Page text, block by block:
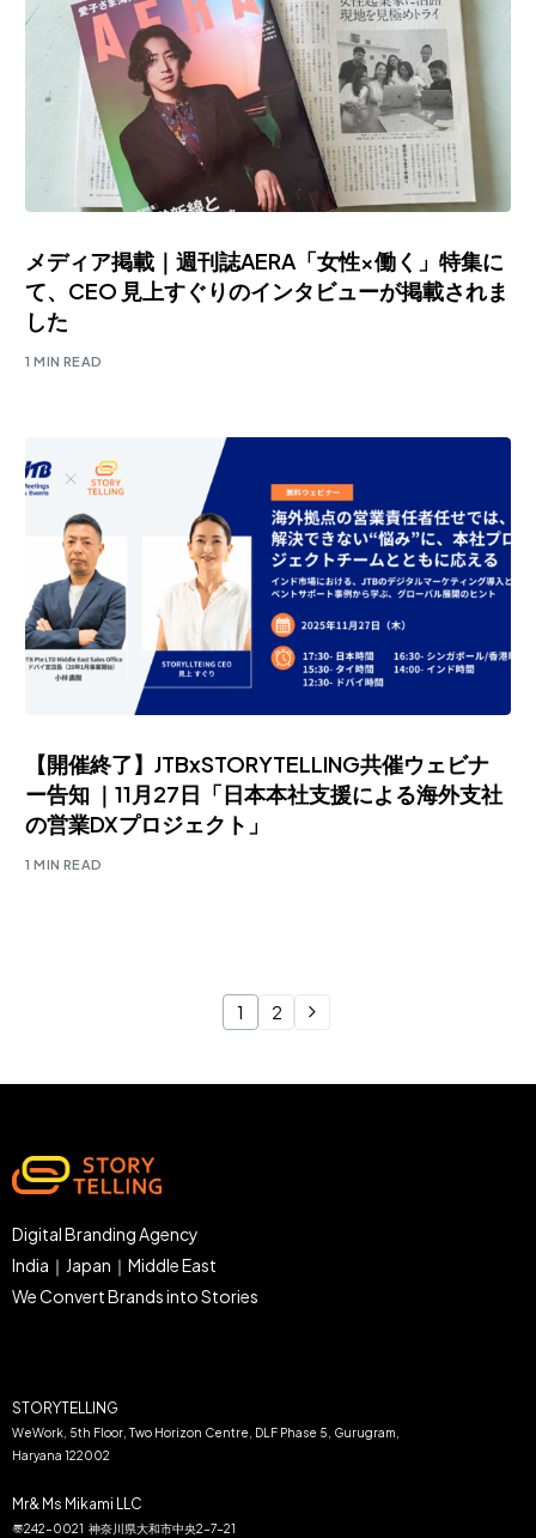
メディア掲載｜週刊誌AERA「女性×働く」特集に
て、CEO 見上すぐりのインタビューが掲載されま
した
1 MIN READ
【開催終了】JTBxSTORYTELLING共催ウェビナ
ー告知 ｜11月27日「日本本社支援による海外支社
の営業DXプロジェクト」
1 MIN READ
1 2
Digital Branding Agency
India｜Japan｜Middle East
We Convert Brands into Stories
STORYTELLING
WeWork, 5th Floor, Two Horizon Centre, DLF Phase 5, Gurugram,
Haryana 122002
Mr& Ms Mikami LLC
〠242-0021 神奈川県大和市中央2−7−21